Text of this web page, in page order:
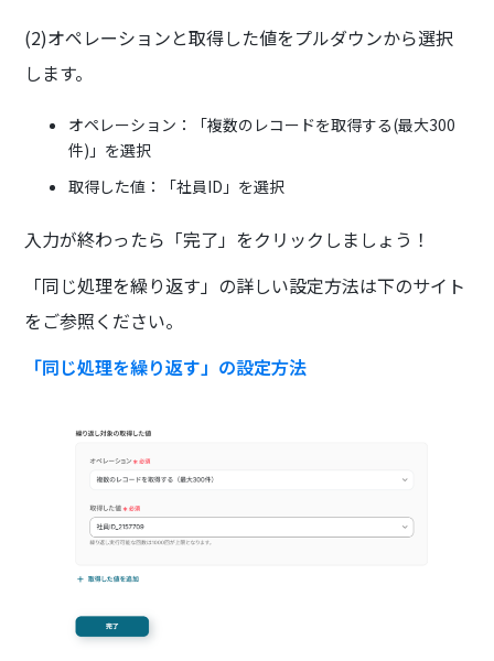
(2)オペレーションと取得した値をプルダウンから選択
します。
オペレーション：「複数のレコードを取得する(最大300
件)」を選択
取得した値：「社員ID」を選択
入力が終わったら「完了」をクリックしましょう！
「同じ処理を繰り返す」の詳しい設定方法は下のサイト
をご参照ください。
「同じ処理を繰り返す」の設定方法